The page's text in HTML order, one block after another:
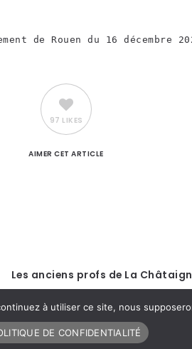
de Rouen du 16 décembre
97 LIKES
AIMER CET ARTICLE
Les anciens profs de La
à utiliser ce site, nous
DE CONFIDENTIALITÉ